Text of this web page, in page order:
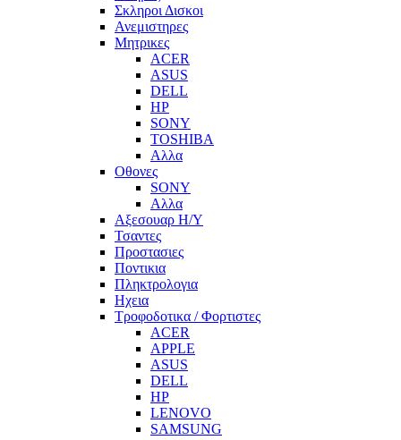
Σκληροι Δισκοι
Ανεμιστηρες
Μητρικες
ACER
ASUS
DELL
HP
SONY
TOSHIBA
Αλλα
Οθονες
SONY
Αλλα
Αξεσουαρ Η/Υ
Τσαντες
Προστασιες
Ποντικια
Πληκτρολογια
Ηχεια
Τροφοδοτικα / Φορτιστες
ACER
APPLE
ASUS
DELL
HP
LENOVO
SAMSUNG